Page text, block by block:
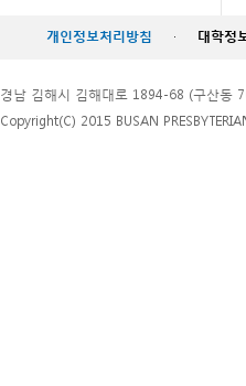
개인정보처리방침 · 대학정
경남 김해시 김해대로 1894-68 (구산동
Copyright(C) 2015 BUSAN